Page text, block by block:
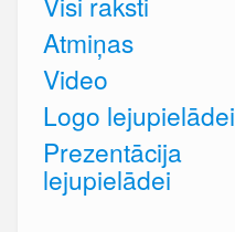
Atmiņas
Video
Logo lejupielādei
Prezentācija
lejupielādei